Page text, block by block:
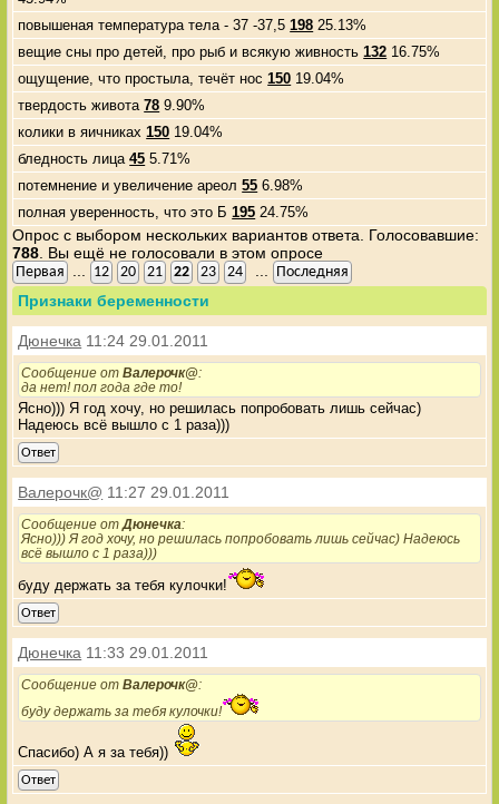
повышеная температура тела - 37 -37,5198 25.13%
вещие сны про детей, про рыб и всякую живность132 16.75%
ощущение, что простыла, течёт нос150 19.04%
твердость живота78 9.90%
колики в яичниках150 19.04%
бледность лица45 5.71%
потемнение и увеличение ареол55 6.98%
полная уверенность, что это Б195 24.75%
Опрос с выбором нескольких вариантов ответа. Голосовавшие:
788 . Вы ещё не голосовали в этом опросе
Первая 12 20 21 22 23 24 Последняя
Признаки беременности
Дюнечка 11:24 29.01.2011
Сообщение отВалерочк@:
да нет! пол года где то!
Ясно))) Я год хочу, но решилась попробовать лишь сейчас)
Надеюсь всё вышло с 1 раза)))
Ответ
Валерочк@ 11:27 29.01.2011
Сообщение от Дюнечка:
Ясно))) Я год хочу, но решилась попробовать лишь сейчас) Надеюсь
всё вышло с 1 раза)))
буду держать за тебя кулочки!
Ответ
Дюнечка 11:33 29.01.2011
Сообщение отВалерочк@:
буду держать за тебя кулочки!
Спасибо) А я за тебя))
Ответ